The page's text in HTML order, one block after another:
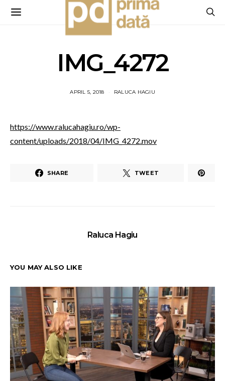
IMG_4272
APRIL 5, 2018 RALUCA HAGIU
https://www.ralucahagiu.ro/wp-
content/uploads/2018/04/IMG_4272.mov
SHARE TWEET
Raluca Hagiu
YOU MAY ALSO LIKE